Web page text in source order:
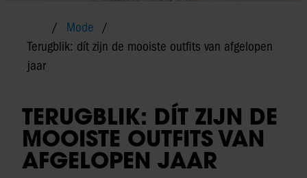
Mode
Terugblik: dít zijn de mooiste outfits van afgelopen
jaar
TERUGBLIK: DÍT ZIJN DE
MOOISTE OUTFITS VAN
AFGELOPEN JAAR